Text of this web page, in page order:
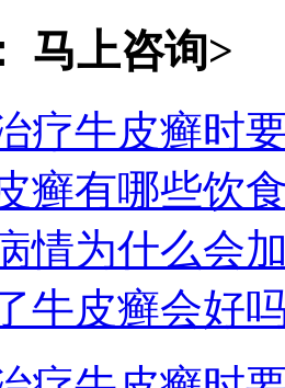
马上咨询>
疗牛皮癣时
癣有哪些饮
情为什么会
牛皮癣会好